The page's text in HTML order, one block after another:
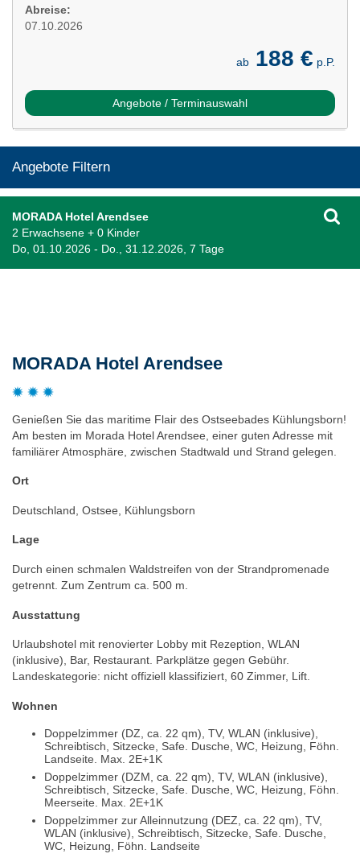
Abreise:
07.10.2026
ab 188 € p.P.
Angebote / Terminauswahl
Angebote Filtern
MORADA Hotel Arendsee
2 Erwachsene + 0 Kinder
Do, 01.10.2026 - Do., 31.12.2026, 7 Tage
MORADA Hotel Arendsee
Genießen Sie das maritime Flair des Ostseebades Kühlungsborn!
Am besten im Morada Hotel Arendsee, einer guten Adresse mit
familiärer Atmosphäre, zwischen Stadtwald und Strand gelegen.
Ort
Deutschland, Ostsee, Kühlungsborn
Lage
Durch einen schmalen Waldstreifen von der Strandpromenade
getrennt. Zum Zentrum ca. 500 m.
Ausstattung
Urlaubshotel mit renovierter Lobby mit Rezeption, WLAN
(inklusive), Bar, Restaurant. Parkplätze gegen Gebühr.
Landeskategorie: nicht offiziell klassifiziert, 60 Zimmer, Lift.
Wohnen
Doppelzimmer (DZ, ca. 22 qm), TV, WLAN (inklusive),
Schreibtisch, Sitzecke, Safe. Dusche, WC, Heizung, Föhn.
Landseite. Max. 2E+1K
Doppelzimmer (DZM, ca. 22 qm), TV, WLAN (inklusive),
Schreibtisch, Sitzecke, Safe. Dusche, WC, Heizung, Föhn.
Meerseite. Max. 2E+1K
Doppelzimmer zur Alleinnutzung (DEZ, ca. 22 qm), TV,
WLAN (inklusive), Schreibtisch, Sitzecke, Safe. Dusche,
WC, Heizung, Föhn. Landseite